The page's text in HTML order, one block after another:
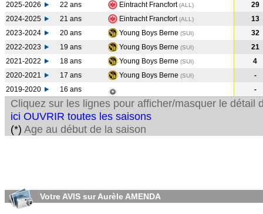
2025-2026 22 ans Eintracht Francfort(ALL)
29
2024-2025
21 ans Eintracht Francfort(ALL )
13
2023-2024
20 ans Young Boys Berne (SUI)
32
2022-2023
19 ans Young Boys Berne (SUI)
21
2021-2022
18 ans Young Boys Berne (SUI)
4
2020-2021
17 ans Young Boys Berne (SUI)
-
2019-2020
16 ans -
Cliquez sur les lignes pour afficher/masquer le détail
ici OUVRIR toutes les saisons
(*) Age au début de la saison
Votre AVIS sur Aurèle AMENDA